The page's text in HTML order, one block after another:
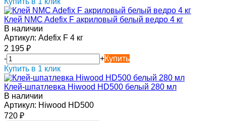
Клей NMC Adefix F акриловый белый ведро 4 кг
В наличии
Артикул: Adefix F 4 кг
2 195 ₽
-
+Купить
Купить в 1 клик
Клей-шпатлевка Hiwood HD500 белый 280 мл
В наличии
Артикул: Hiwood HD500
720 ₽